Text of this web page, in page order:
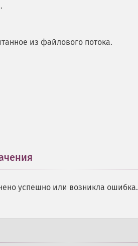
из файлового потока.
успешно или возникла ошибка.